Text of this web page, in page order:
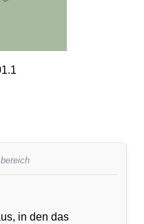
in den das